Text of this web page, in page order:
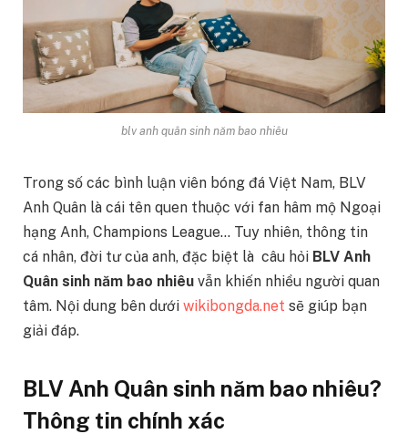
blv anh quân sinh năm bao nhiêu
Trong số các bình luận viên bóng đá Việt Nam, BLV
Anh Quân là cái tên quen thuộc với fan hâm mộ Ngoại
hạng Anh, Champions League… Tuy nhiên, thông tin
cá nhân, đời tư của anh, đặc biệt là câu hỏi BLV Anh
Quân sinh năm bao nhiêu vẫn khiến nhiều người quan
tâm. Nội dung bên dưới wikibongda.net sẽ giúp bạn
giải đáp.
BLV Anh Quân sinh năm bao nhiêu?
Thông tin chính xác